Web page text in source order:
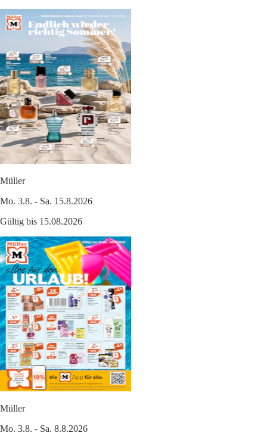
Müller
Mo. 3.8. - Sa. 15.8.2026
Gültig bis 15.08.2026
Müller
Mo. 3.8. - Sa. 8.8.2026